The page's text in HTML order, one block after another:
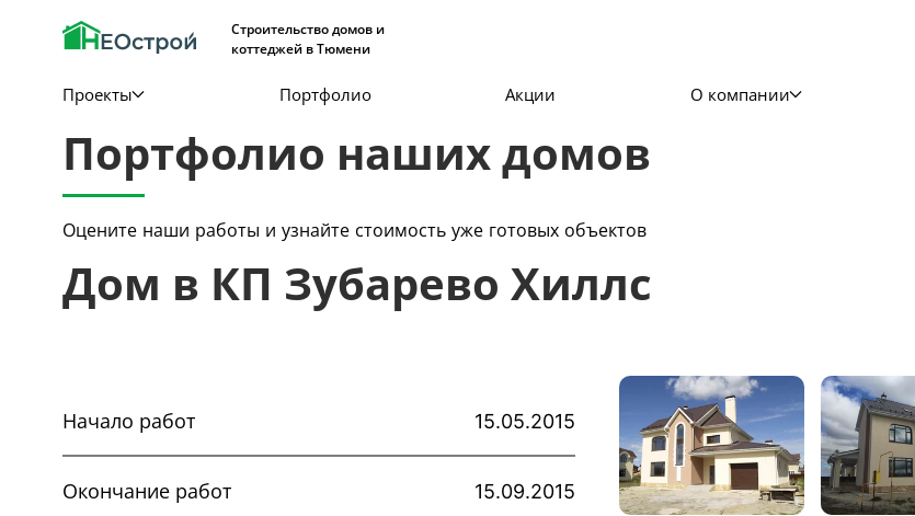
Строительство домов и
коттеджей в Тюмени
Проекты Портфолио Акции О компании
Портфолио наших домов
Оцените наши работы и узнайте стоимость уже готовых объектов
Дом в КП Зубарево Хиллс
Начало работ 15.05.2015
Окончание работ 15.09.2015